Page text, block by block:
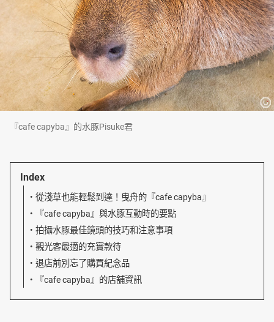
『cafe capyba』的水豚Pisuke君
Index
從淺草也能輕鬆到達！曳舟的『cafe capyba』
『cafe capyba』與水豚互動時的要點
拍攝水豚最佳鏡頭的技巧和注意事項
觀光客最適的充實款待
退店前別忘了購買紀念品
『cafe capyba』的店舖資訊